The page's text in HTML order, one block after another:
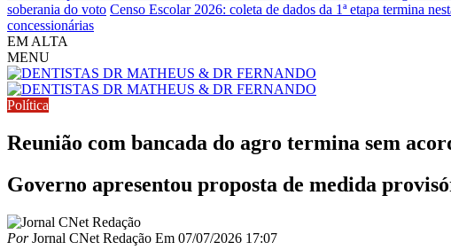
soberania do voto Censo Escolar 2026: coleta de dados da 1ª etapa termina
concessionárias
EM ALTA
MENU
Política
Reunião com bancada do agro termina sem
Governo apresentou proposta de medida
PorJornal CNet Redação Em 07/07/2026 17:07